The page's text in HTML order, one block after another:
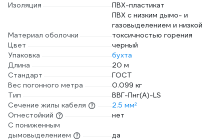
Изоляция
ПВХ-пластикат
Материал оболочки
ПВХ с низким дымо- и
газовыделением и низкой
токсичностью горения
Цвет
черный
Упаковка
бухта
Длина
20 м
Стандарт
ГОСТ
Вес погонного метра
0.099 кг
Тип
ВВГ-Пнг(A)-LS
Сечение жилы кабеля
2.5 мм²
Огнестойкий
нет
С пониженным
дымовыделением
да